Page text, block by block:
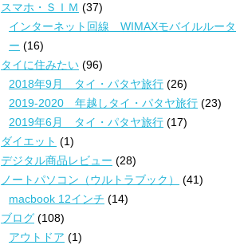
スマホ・ＳＩＭ (37)
インターネット回線 WIMAXモバイルルータ
ー (16)
タイに住みたい (96)
2018年9月 タイ・パタヤ旅行 (26)
2019-2020 年越しタイ・パタヤ旅行 (23)
2019年6月 タイ・パタヤ旅行 (17)
ダイエット (1)
デジタル商品レビュー (28)
ノートパソコン（ウルトラブック）
(41)
macbook 12インチ (14)
ブログ (108)
アウトドア (1)